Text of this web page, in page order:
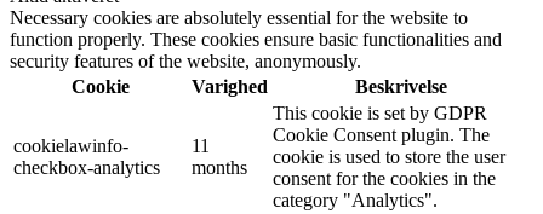
Necessary cookies are absolutely essential for the website to
function properly. These cookies ensure basic functionalities and
security features of the website, anonymously.
Cookie
Varighed Beskrivelse
cookielawinfo-
checkbox-analytics
11
months
This cookie is set by GDPR
Cookie Consent plugin. The
cookie is used to store the user
consent for the cookies in the
category "Analytics".